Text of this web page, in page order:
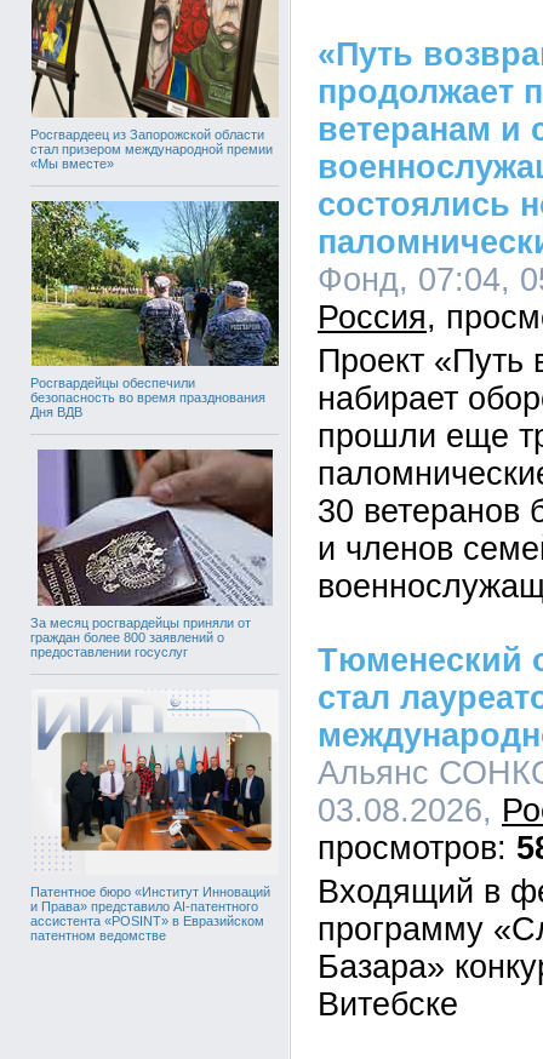
Росгвардеец из Запорожской области
стал призером международной премии
«Мы вместе»
Росгвардейцы обеспечили
безопасность во время празднования
Дня ВДВ
За месяц росгвардейцы приняли от
граждан более 800 заявлений о
предоставлении госуслуг
Патентное бюро «Институт Инноваций
и Права» представило AI-патентного
ассистента «POSINT» в Евразийском
патентном ведомстве
«Путь
продолжает
ветеранам и
состоялись
Фонд, 07:04,
Россия
Проект «Путь
набирает
прошли еще
30 ветеранов
и членов
Тюменеский
стал
Альянс
03.08.2026,
Входящий в
программу
Базара»
Витебске